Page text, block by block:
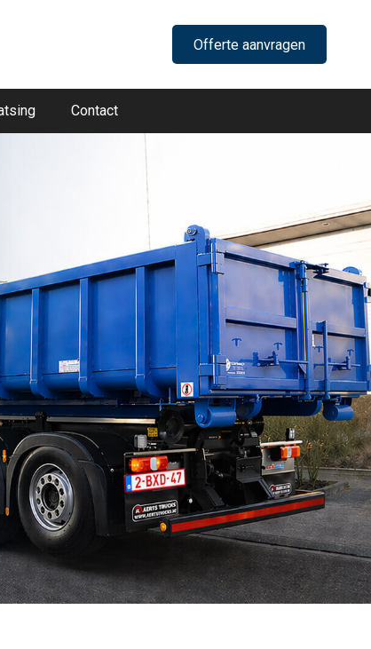
Offerte aanvragen
Contact